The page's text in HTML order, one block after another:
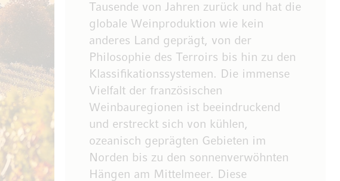
Tausende von Jahren zurück und hat die
globale Weinproduktion wie kein
anderes Land geprägt, von der
Philosophie des Terroirs bis hin zu den
Klassifikationssystemen. Die immense
Vielfalt der französischen
Weinbauregionen ist beeindruckend
und erstreckt sich von kühlen,
ozeanisch geprägten Gebieten im
Norden bis zu den sonnenverwöhnten
Hängen am Mittelmeer. Diese